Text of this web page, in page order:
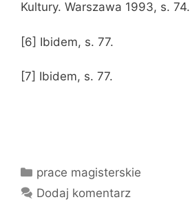
Kultury. Warszawa 1993, s. 74.
[6] Ibidem, s. 77.
[7] Ibidem, s. 77.
Kategorie
prace magisterskie
Dodaj komentarz